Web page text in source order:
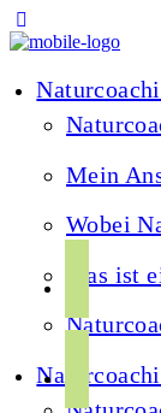
Mein
Wobei
Was ist
c
bn